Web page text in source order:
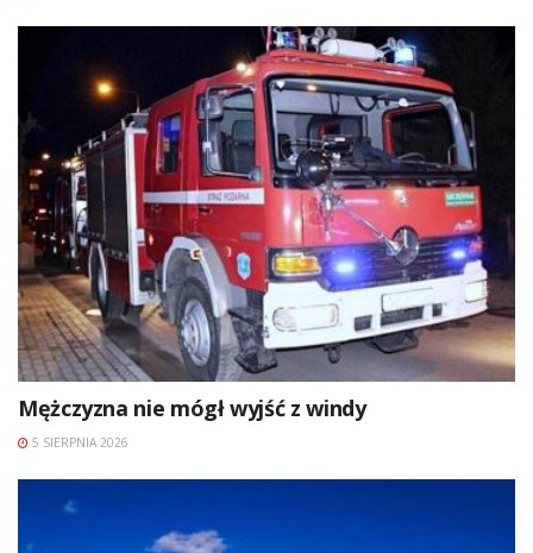
Mężczyzna nie mógł wyjść z windy
5 SIERPNIA 2026